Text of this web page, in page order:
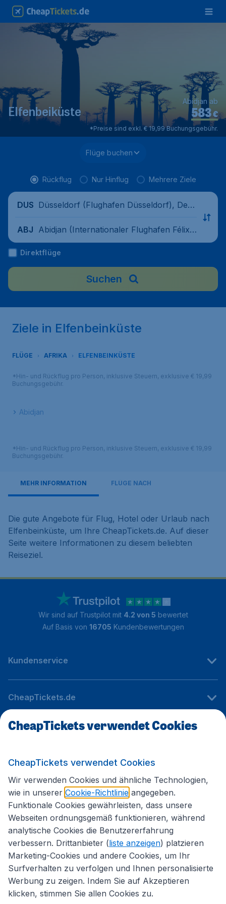
Elfenbeiküste €
583
Abidjan ab
*Preise sind exkl. € 19,99 Buchungsgebühr.
Flüge buchen
Rückflug Nur Hinflug Mehrere Ziele
DUS Düsseldorf (Flughafen Düsseldorf), Deut
ABJ Abidjan (Internationaler Flughafen Félix-
Houphouët-Boigny), Elfenbeinküste
Direktflüge
Suchen
Ziele in Elfenbeinküste
FLÜGE AFRIKA ELFENBEINKÜSTE
*Hin- und Rückflug pro Person, inklusive Steuern, exklusive € 19,99
Buchungsgebühr.
Abidjan
*Hin- und Rückflug pro Person, inklusive Steuern, exklusive € 19,99
Buchungsgebühr.
MEHR INFORMATION FLÜGE NACH
Die gute Angebote für Flug, Hotel oder Urlaub nach
Elfenbeinküste, um Ihre CheapTickets.de. Auf dieser
Seite weitere Informationen zu diesem beliebten
Reiseziel.
Wir sind auf Trustpilot mit 4.2 von 5 bewertet
Auf Basis von 16705 Kundenbewertungen
Kundenservice
CheapTickets.de
Internationale Webseiten
Folgen Sie uns:
CheapTickets verwendet Cookies
CheapTickets verwendet Cookies
Wir verwenden Cookies und ähnliche Technologien,
wie in unserer Cookie-Richtlinie angegeben.
Funktionale Cookies gewährleisten, dass unsere
Webseiten ordnungsgemäß funktionieren, während
analytische Cookies die Benutzererfahrung
verbessern. Drittanbieter (liste anzeigen) platzieren
Marketing-Cookies und andere Cookies, um Ihr
Surfverhalten zu verfolgen und Ihnen personalisierte
Werbung zu zeigen. Indem Sie auf Akzeptieren
klicken, stimmen Sie allen Cookies zu.